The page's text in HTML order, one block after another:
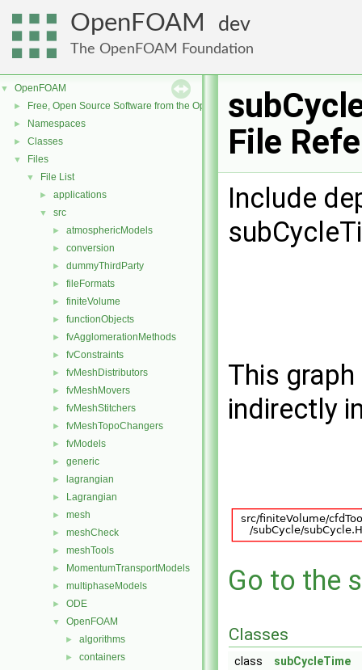
OpenFOAM dev
The OpenFOAM Foundation
▼ OpenFOAM
► Free, Open Source Software from the OpenFOAM Foundation
► Namespaces
► Classes
▼ Files
▼ File List
► applications
▼ src
► atmosphericModels
► conversion
► dummyThirdParty
► fileFormats
► finiteVolume
► functionObjects
► fvAgglomerationMethods
► fvConstraints
► fvMeshDistributors
► fvMeshMovers
► fvMeshStitchers
► fvMeshTopoChangers
► fvModels
► generic
► lagrangian
► Lagrangian
► mesh
► meshCheck
► meshTools
► MomentumTransportModels
► multiphaseModels
► ODE
▼ OpenFOAM
► algorithms
► containers
File
Include
This
indirectly
Go to the
Classes
class
subCycleTime